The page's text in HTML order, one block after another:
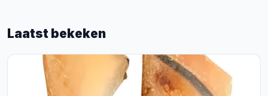
Laatst bekeken